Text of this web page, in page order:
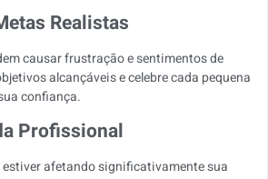
Realistas
causar frustração e sentimentos de
alcançáveis e celebre cada pequena
confiança.
Profissional
afetando significativamente sua